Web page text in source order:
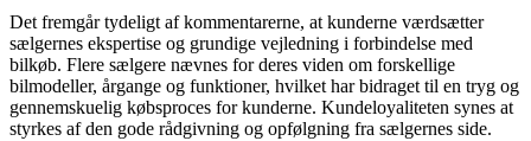
Det fremgår tydeligt af kommentarerne, at kunderne værdsætter
sælgernes ekspertise og grundige vejledning i forbindelse med
bilkøb. Flere sælgere nævnes for deres viden om forskellige
bilmodeller, årgange og funktioner, hvilket har bidraget til en tryg og
gennemskuelig købsproces for kunderne. Kundeloyaliteten synes at
styrkes af den gode rådgivning og opfølgning fra sælgernes side.